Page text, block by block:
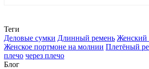
Теги
Деловые сумки Длинный ремень Женский
Женское портмоне на молнии Плетёный
плечо через плечо
Блог